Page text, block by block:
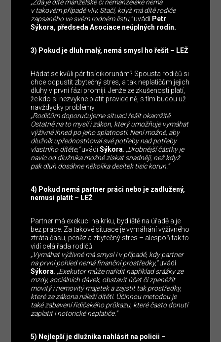
„Zda je dítě manželské či nemanželské nemá
v takovém případě vliv. Stačí, když má dítě rodiče
zapsaného ve svém rodném listu,“uvádí Petr
Sýkora, předseda Asociace neúplných rodin.
3) Pokud je dluh malý, nemá smysl ho řešit – LEŽ
Hádat se kvůli pár tisícikorunám? Spousta rodičů si
chce odpustit zbytečný stres, a tak neplatičům jejich
dluhy v první fázi promíjí. Jenže ze zkušenosti platí,
že kdo si nezvykne platit pravidelně, s tím budou už
navždycky problémy.
„Rodičům doporučujeme situaci řešit okamžitě.
Ostatně na to myslí i zákon, který umožňuje vymáhat
výživné ihned po jeho splatnosti. Není možné, aby
dlužník upřednostňoval své potřeby nad potřeby
vlastního dítěte,“uvádíSýkora „Drobnější částky je
navíc od dlužníka možné získat snadněji, než když
pak dluh dosáhne několika desítek tisíc korun.“
4) Pokud nemá partner práci nebo je zadlužený,
nemusí platit – LEŽ
Partner má exekuci na krku, bydliště na úřadě a je
bez práce. Za takové situace je vymáhání výživného
ztráta času, peněz a zbytečný stres – alespoň tak to
vidí celá řada rodičů.
„Vymáhat výživné má smysl i v případě, kdy partner
na první pohled nemá finanční prostředky,“uvádí
Sýkora „Exekutor může nařídit například srážky ze
mzdy, sociálních dávek, obstavit účet či zpeněžit
movitý i nemovitý majetek a zajistit tak prostředky,
které ze zákona náleží dítěti. Účinnou metodou je
také zabavení řidičského průkazu, které často donutí
zaplatit i notorické neplatiče.“
5) Nejlepší je dlužníka nahlásit na policii –